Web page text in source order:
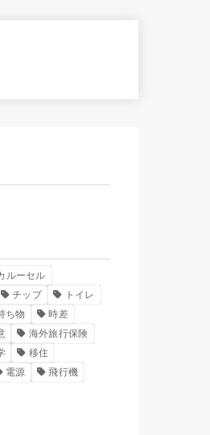
ルーセル
チップ
トイレ
ち物
時差
海外旅行保険
移住
電源 飛行機